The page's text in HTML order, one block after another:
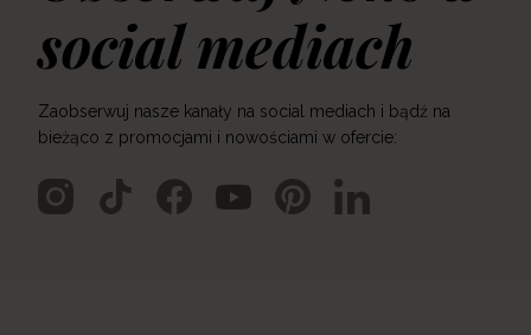
social mediach
Zaobserwuj nasze kanały na social mediach i bądź na
bieżąco z promocjami i nowościami w ofercie: